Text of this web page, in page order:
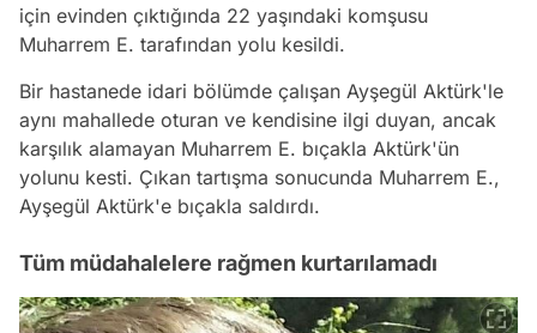
için evinden çıktığında 22 yaşındaki komşusu
Muharrem E. tarafından yolu kesildi.
Bir hastanede idari bölümde çalışan Ayşegül Aktürk'le
aynı mahallede oturan ve kendisine ilgi duyan, ancak
karşılık alamayan Muharrem E. bıçakla Aktürk'ün
yolunu kesti. Çıkan tartışma sonucunda Muharrem E.,
Ayşegül Aktürk'e bıçakla saldırdı.
Tüm müdahalelere rağmen kurtarılamadı